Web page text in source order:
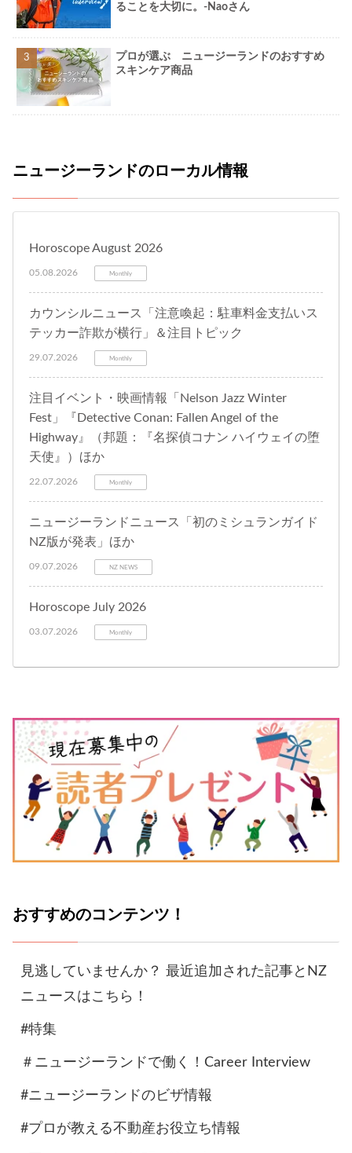
ることを大切に。-Naoさん
プロが選ぶ ニュージーランドのおすすめ
スキンケア商品
ニュージーランドのローカル情報
Horoscope August 2026
05.08.2026 Monthly
カウンシルニュース「注意喚起：駐車料金支払いス
テッカー詐欺が横行」＆注目トピック
29.07.2026 Monthly
注目イベント・映画情報「Nelson Jazz Winter
Fest」『Detective Conan: Fallen Angel of the
Highway』（邦題：『名探偵コナン ハイウェイの堕
天使』）ほか
22.07.2026 Monthly
ニュージーランドニュース「初のミシュランガイド
NZ版が発表」ほか
09.07.2026 NZ NEWS
Horoscope July 2026
03.07.2026 Monthly
おすすめのコンテンツ！
見逃していませんか？ 最近追加された記事とNZ
ニュースはこちら！
#特集
＃ニュージーランドで働く！Career Interview
#ニュージーランドのビザ情報
#プロが教える不動産お役立ち情報